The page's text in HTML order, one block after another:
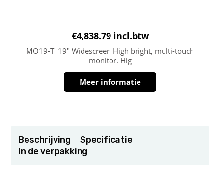
€4,838.79 incl.btw
MO19-T. 19″ Widescreen High bright, multi-touch
monitor. Hig
Meer informatie
Beschrijving
Specificatie
In de verpakking